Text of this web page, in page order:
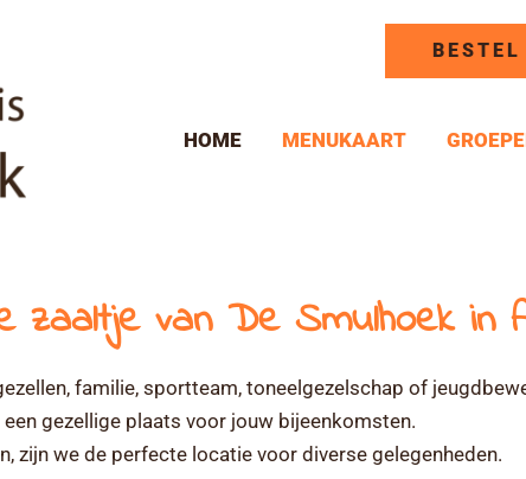
HOME MENUKAART
zaaltje van De Smulhoek in
familie, sportteam, toneelgezelschap of
gezellige plaats voor jouw bijeenkomsten.
zijn we de perfecte locatie voor diverse gelegenheden.